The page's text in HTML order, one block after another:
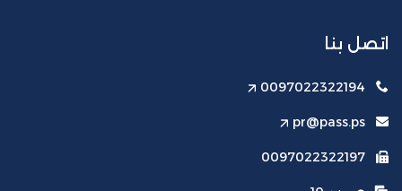
اتصل بنا
0097022322194
pr@pass.ps
0097022322197